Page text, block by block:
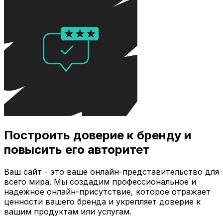
Построить доверие к бренду и
повысить его авторитет
Ваш сайт - это ваше онлайн-представительство для
всего мира. Мы создадим профессиональное и
надежное онлайн-присутствие, которое отражает
ценности вашего бренда и укрепляет доверие к
вашим продуктам или услугам.